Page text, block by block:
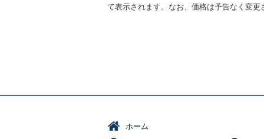
て表示されます。なお、価格は予告なく変
ホーム